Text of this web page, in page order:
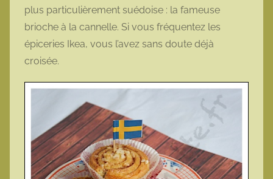
plus particulièrement suédoise : la fameuse
brioche à la cannelle. Si vous fréquentez les
épiceries Ikea, vous l’avez sans doute déjà
croisée.